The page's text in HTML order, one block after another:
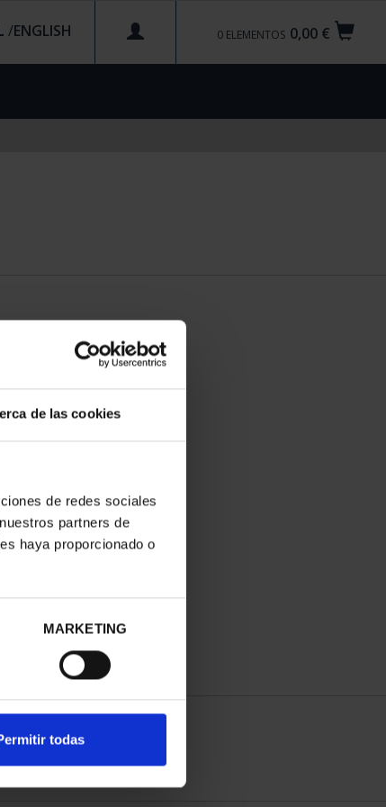
de las cookies
de redes sociales
partners de
haya proporcionado o
MARKETING
todas
0,00 €
0 ELEMENTOS
/